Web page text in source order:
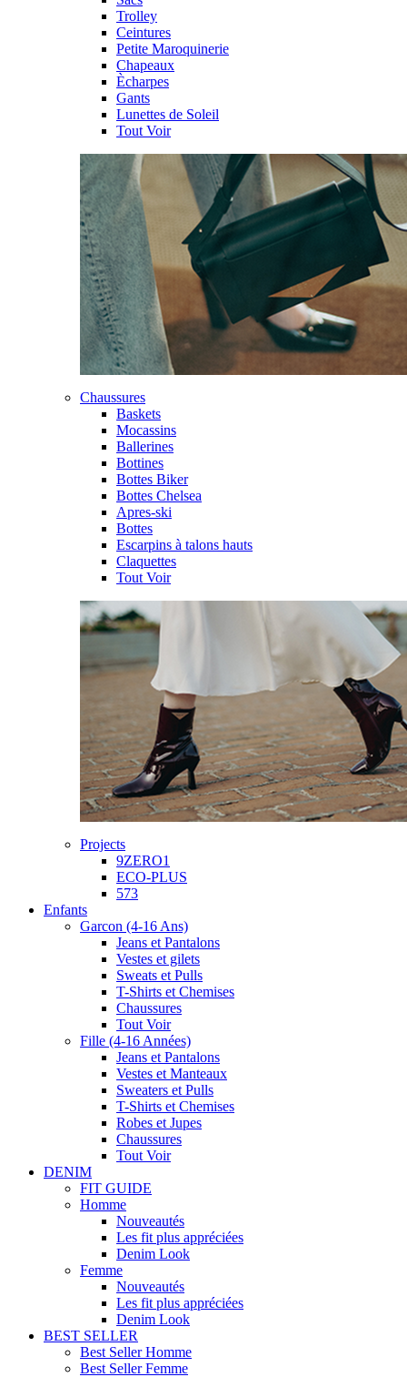
Trolley
Ceintures
Petite Maroquinerie
Chapeaux
Ècharpes
Gants
Lunettes de Soleil
Tout Voir
Chaussures
Baskets
Mocassins
Ballerines
Bottines
Bottes Biker
Bottes Chelsea
Apres-ski
Bottes
Escarpins à talons hauts
Claquettes
Tout Voir
Projects
9ZERO1
ECO-PLUS
573
Enfants
Garcon (4-16 Ans)
Jeans et Pantalons
Vestes et gilets
Sweats et Pulls
T-Shirts et Chemises
Chaussures
Tout Voir
Fille (4-16 Années)
Jeans et Pantalons
Vestes et Manteaux
Sweaters et Pulls
T-Shirts et Chemises
Robes et Jupes
Chaussures
Tout Voir
DENIM
FIT GUIDE
Homme
Nouveautés
Les fit plus appréciées
Denim Look
Femme
Nouveautés
Les fit plus appréciées
Denim Look
BEST SELLER
Best Seller Homme
Best Seller Femme